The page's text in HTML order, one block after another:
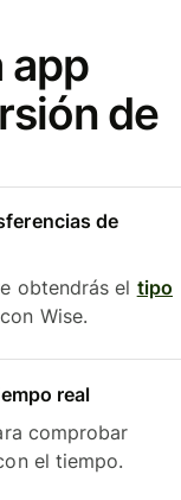
app
de
de
obtendrás el tipo
con Wise.
real
comprobar
el tiempo.